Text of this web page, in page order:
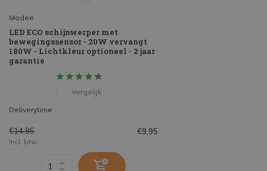
Modee
LED ECO schijnwerper met
bewegingssensor - 20W vervangt
180W - Lichtkleur optioneel - 2 jaar
garantie
Vergelijk
Deliverytime
€14,95 €9,95
Incl. btw